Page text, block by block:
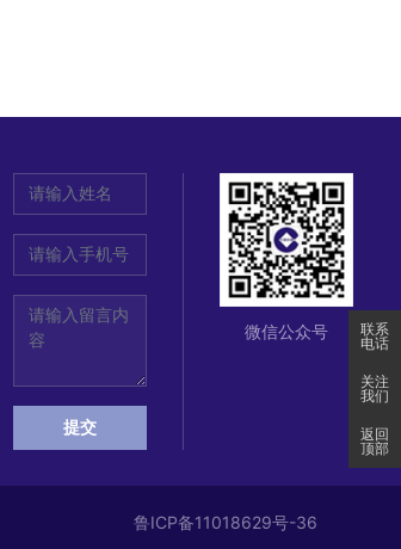
提交
微信公众号
联系
电话
关注
我们
返回
顶部
鲁ICP备11018629号-36